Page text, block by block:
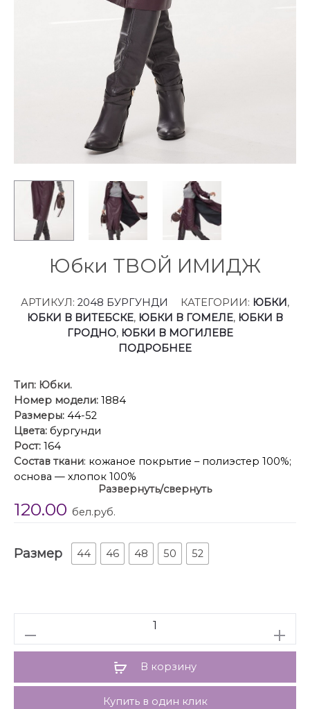
Юбки ТВОЙ ИМИДЖ
АРТИКУЛ: 2048 БУРГУНДИ КАТЕГОРИИ: ЮБКИ ,
ЮБКИ В ВИТЕБСКЕ, ЮБКИ В ГОМЕЛЕ, ЮБКИ В
ГРОДНО, ЮБКИ В МОГИЛЕВЕ
ПОДРОБНЕЕ
Тип: Юбки.
Номер модели: 1884
Размеры: 44-52
Цвета: бургунди
Рост: 164
Состав ткани: кожаное покрытие – полиэстер 100%;
основа — хлопок 100%
Производитель:ТВОЙ ИМИДЖ
Описание : Элегантная юбка длиной миди из
резинкой по задней части, с застёжкой в среднем
шве на тесьму-молнию и 1 пуговицу. Переднее
талиевыми вытачками и средним швом. Кроме
того, по низу среднего шва переда и спинки
обработана классическая шлица, что обеспечивает
высокий комфорт при ношении. По швам и
рельефам юбки отсрочены отделочные строчки.
Развернуть/свернуть
120.00 бел.руб.
Размер 44 46 48 50 52
В корзину
Купить в один клик